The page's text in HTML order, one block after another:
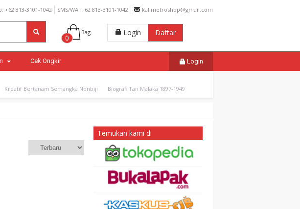
+62 813-3101-1042 SMS/WA: +62 813-3101-1042 kalimetroshop@gmail.com
0
Bag Login Daftar
Cek Ongkir Login
Kreatif Bertanam Semangka Nonbiji Biografi Tan Malaka 1897-1949
Temukan kami di